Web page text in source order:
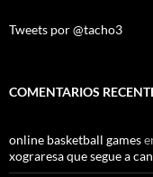
Tweets por @tacho3
COMENTARIOS
online basketball games
xograresa que segue a